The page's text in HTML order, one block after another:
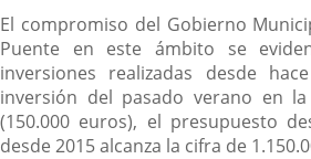
El compromiso del Gobierno
Puente en este ámbito se
inversiones realizadas desde
inversión del pasado verano en
(150.000 euros), el presupuesto
desde 2015 alcanza la cifra de